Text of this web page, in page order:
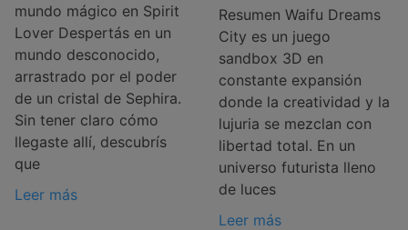
mundo mágico en Spirit
Lover Despertás en un
mundo desconocido,
arrastrado por el poder
de un cristal de Sephira.
Sin tener claro cómo
llegaste allí, descubrís
que
Leer más
Resumen Waifu Dreams
City es un juego
sandbox 3D en
constante expansión
donde la creatividad y la
lujuria se mezclan con
libertad total. En un
universo futurista lleno
de luces
Leer más